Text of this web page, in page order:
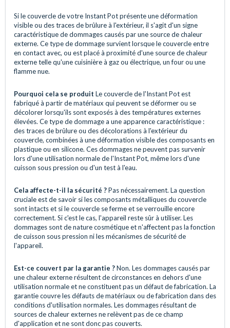
Si le couvercle de votre Instant Pot présente une déformation
visible ou des traces de brûlure à l'extérieur, il s'agit d'un signe
caractéristique de dommages causés par une source de chaleur
externe. Ce type de dommage survient lorsque le couvercle entre
en contact avec, ou est placé à proximité d'une source de chaleur
externe telle qu'une cuisinière à gaz ou électrique, un four ou une
flamme nue.
Pourquoi cela se produit Le couvercle de l'Instant Pot est
fabriqué à partir de matériaux qui peuvent se déformer ou se
décolorer lorsqu'ils sont exposés à des températures externes
élevées. Ce type de dommage a une apparence caractéristique :
des traces de brûlure ou des décolorations à l'extérieur du
couvercle, combinées à une déformation visible des composants en
plastique ou en silicone. Ces dommages ne peuvent pas survenir
lors d'une utilisation normale de l'Instant Pot, même lors d'une
cuisson sous pression ou d'un test à l'eau.
Cela affecte-t-il la sécurité ?Pas nécessairement. La question
cruciale est de savoir si les composants métalliques du couvercle
sont intacts et si le couvercle se ferme et se verrouille encore
correctement. Si c'est le cas, l'appareil reste sûr à utiliser. Les
dommages sont de nature cosmétique et n'affectent pas la fonction
de cuisson sous pression ni les mécanismes de sécurité de
l'appareil.
Est-ce couvert par la garantie ?Non. Les dommages causés par
une chaleur externe résultent de circonstances en dehors d'une
utilisation normale et ne constituent pas un défaut de fabrication. La
garantie couvre les défauts de matériaux ou de fabrication dans des
conditions d'utilisation normales. Les dommages résultant de
sources de chaleur externes ne relèvent pas de ce champ
d'application et ne sont donc pas couverts.